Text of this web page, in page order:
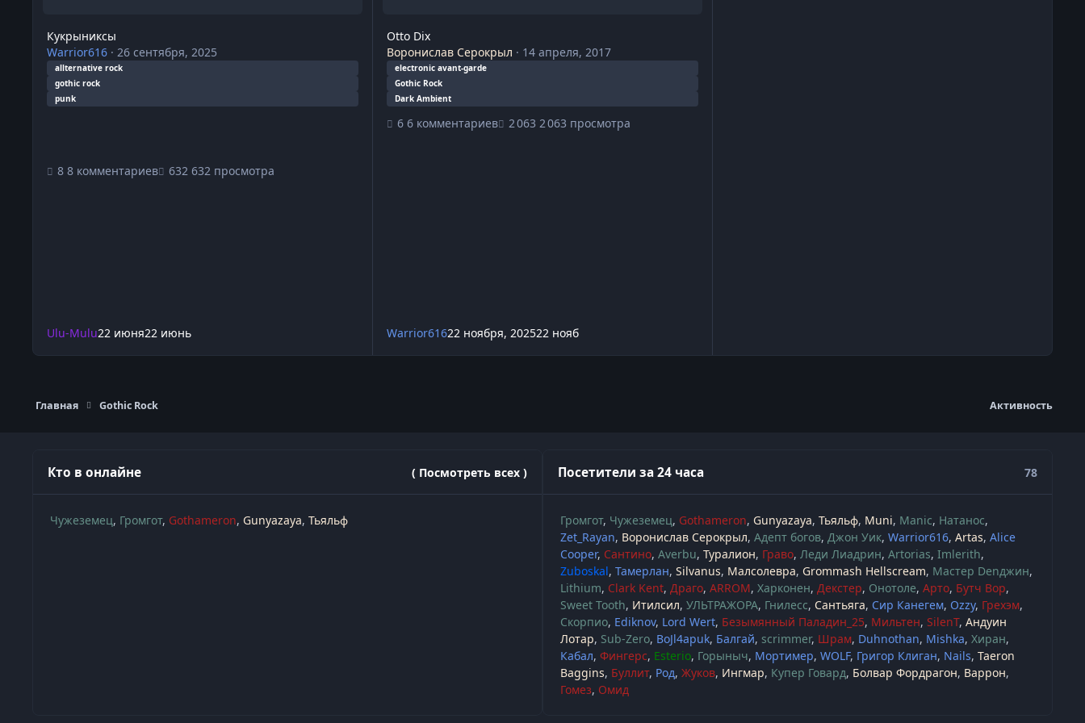
Кукрыниксы
Warrior616· 26 сентября, 2025
allternative rock
gothic rock
punk
8 комментариев 632 просмотра
Ulu-Mulu22 июня22 июнь
Otto Dix
Воронислав Серокрыл · 14 апреля, 2017
electronic avant-garde
Gothic Rock
Dark Ambient
6 комментариев 2 063 просмотра
Warrior61622 ноября, 202522 нояб
Главная Gothic Rock Активность
Кто в онлайне ( Посмотреть всех )
Чужеземец Громгот Gothameron Gunyazaya Тьяльф
Посетители за 24 часа 78
Громгот Чужеземец Gothameron Gunyazaya Тьяльф Muni Manic Натанос
Zet_Rayan Воронислав Серокрыл Адепт богов Джон Уик Warrior616 Artas Alice
Cooper Сантино Averbu Туралион Граво Леди Лиадрин Artorias Imlerith
Zuboskal Тамерлан Silvanus Малсолевра Grommash Hellscream Мастер Denджин
Lithium Clark Kent Драго ARROM Харконен Декстер Онотоле Арто Бутч Вор
Sweet Tooth Итилсил УЛЬТРАЖОРА Гнилесс Сантьяга Сир Канегем Ozzy Грехэм
Скорпио Ediknov Lord Wert Безымянный Паладин_25 Мильтен SilenT Андуин
Лотар Sub-Zero BoJl4apuk Балгай scrimmer Шрам Duhnothan Mishka Хиран
Кабал Фингерс Esterio Горыныч Мортимер WOLF Григор Клиган Nails Taeron
Baggins Буллит Род Жуков Ингмар Купер Говард Болвар Фордрагон Варрон
Гомез Омид